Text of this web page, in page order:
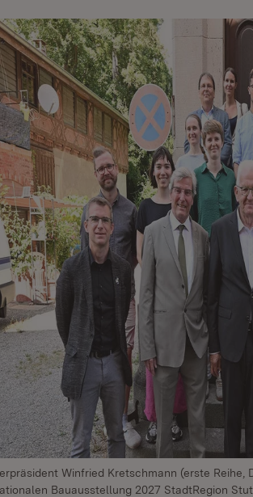
Winfried Kretschmann (erste
Bauausstellung 2027 StadtRegion